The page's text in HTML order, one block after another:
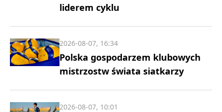
liderem cyklu
Polska gospodarzem klubowych
mistrzostw świata siatkarzy
2026-08-07, 16:34
2026-08-07, 10:01